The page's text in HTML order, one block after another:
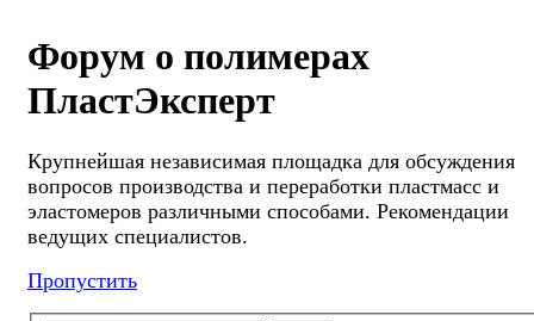
Форум о полимерах
ПластЭксперт
Крупнейшая независимая площадка для обсуждения
вопросов производства и переработки пластмасс и
эластомеров различными способами. Рекомендации
ведущих специалистов.
Пропустить